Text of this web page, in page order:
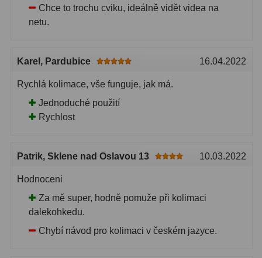
Biologické33
Příslušenství
Chce to trochu cviku, ideálně vidět videa na
netu.
Karel , Pardubice 16.04.2022
Rychlá kolimace, vše funguje, jak má.
Jednoduché použití
Rychlost
Patrik, Sklene nad Oslavou 13 10.03.2022
Hodnoceni
Za mě super, hodně pomuže při kolimaci
dalekohkedu.
Chybí návod pro kolimaci v českém jazyce.